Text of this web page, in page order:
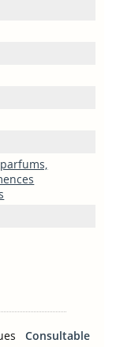
Consultable